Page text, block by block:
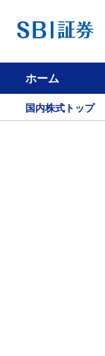
ホーム
国内株式トップ